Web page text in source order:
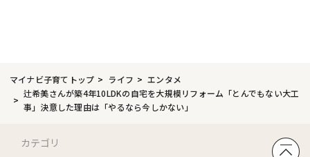
マイナビ子育てトップ ライフ
エンタメ
辻希美さんが築4年10LDKの自宅を大規模リフォーム「とんでもない大工
事」決意した理由は「やるなら今しかない」
カテゴリ